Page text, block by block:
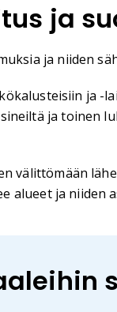
ja
ja niiden
ja
ja toinen
välittömään
alueet ja niiden